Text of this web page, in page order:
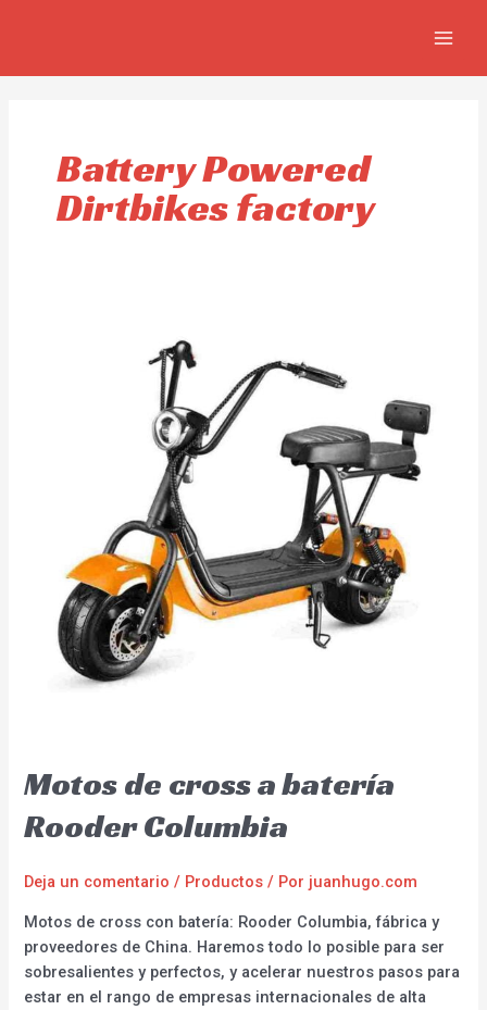
Battery Powered
Dirtbikes factory
Motos de cross a batería
Rooder Columbia
Deja un comentario / Productos / Por juanhugo.com
Motos de cross con batería: Rooder Columbia, fábrica y
proveedores de China. Haremos todo lo posible para ser
sobresalientes y perfectos, y acelerar nuestros pasos para
estar en el rango de empresas internacionales de alta